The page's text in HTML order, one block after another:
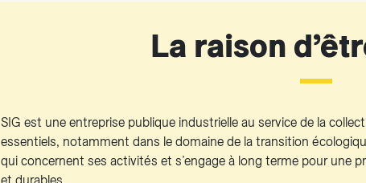
La raison
SIG est une entreprise publique industrielle au service de la
essentiels, notamment dans le domaine de la transition
qui concernent ses activités et s’engage à long terme pour une